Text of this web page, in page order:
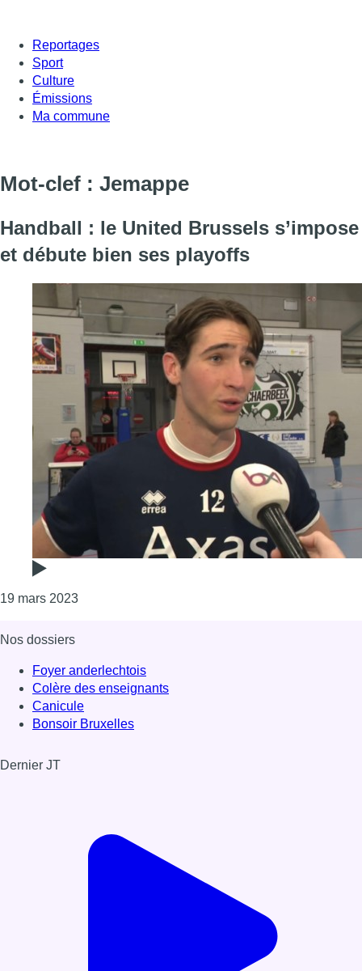
Reportages
Sport
Culture
Émissions
Ma commune
Mot-clef : Jemappe
Handball : le United Brussels s’impose
et débute bien ses playoffs
19 mars 2023Consulter l'article "Handball : le United Brussels
Nos dossiers
Foyer anderlechtois
Colère des enseignants
Canicule
Bonsoir Bruxelles
Dernier JT